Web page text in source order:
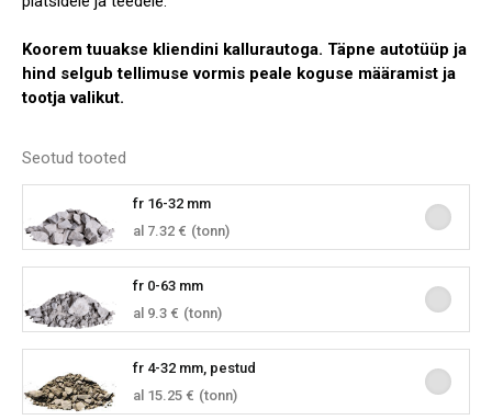
Koorem tuuakse kliendini kallurautoga. Täpne autotüüp ja
hind selgub tellimuse vormis peale koguse määramist ja
tootja valikut.
Seotud tooted
fr 16-32 mm
al 7.32 € (tonn)
fr 0-63 mm
al 9.3 € (tonn)
fr 4-32 mm, pestud
al 15.25 € (tonn)